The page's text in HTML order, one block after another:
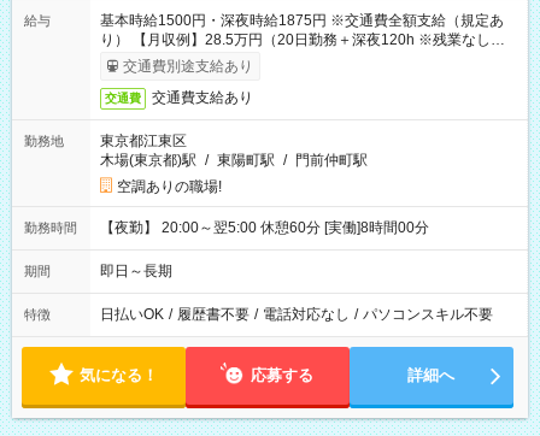
給与
基本時給1500円・深夜時給1875円 ※交通費全額支給（規定あ
り） 【月収例】28.5万円（20日勤務＋深夜120h ※残業なしの場
合）交通費別途支給あり
交通費 交通費支給あり
勤務地
東京都江東区
木場(東京都)駅 / 東陽町駅 / 門前仲町駅
空調ありの職場!
勤務時間 【夜勤】 20:00～翌5:00 休憩60分 [実働]8時間00分
期間 即日～長期
特徴 日払いOK / 履歴書不要 / 電話対応なし / パソコンスキル不要
気になる！ 応募する 詳細へ